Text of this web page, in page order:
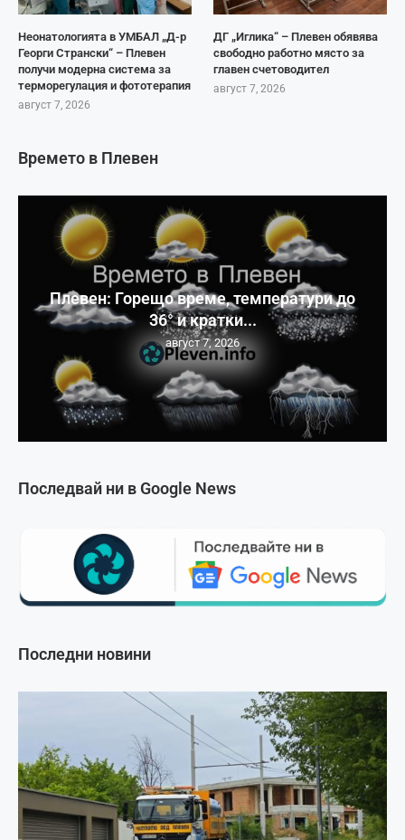
Последвай ни в Google News
Последни новини
Неонатологията в УМБАЛ „Д-р
Георги Странски“ – Плевен
получи модерна система за
терморегулация и фототерапия
август 7, 2026
ДГ „Иглика“ – Плевен обявява
свободно работно място за
главен счетоводител
август 7, 2026
Времето в Плевен
Плевен: Горещо време, температури до
36° и кратки...
август 7, 2026